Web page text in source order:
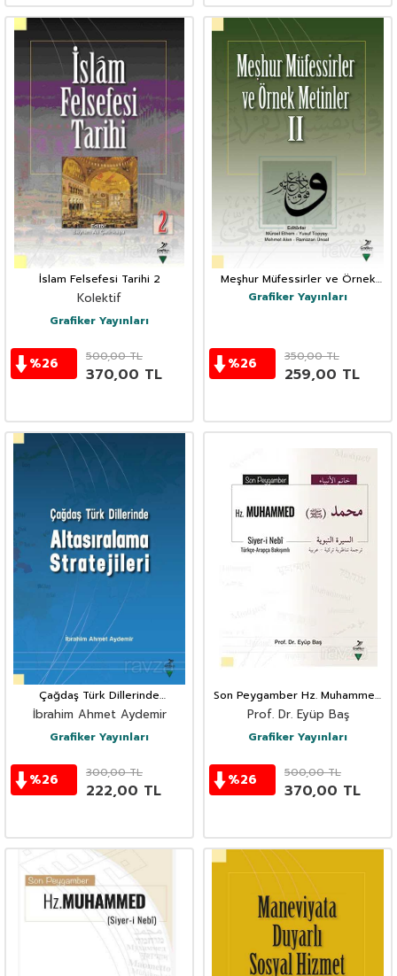
İslam Felsefesi Tarihi 2
Kolektif
Grafiker Yayınları
%26 500,00TL
370,00 TL
Meşhur Müfessirler ve Örnek
Metinler II
Grafiker Yayınları
%26 350,00TL
259,00 TL
Çağdaş Türk Dillerinde
Altasıralama Stratejileri
İbrahim Ahmet Aydemir
Grafiker Yayınları
%26 300,00TL
222,00 TL
Son Peygamber Hz. Muhammed
(Siyer-i Nebî) Türkçe-Arapça
Bakışımlı
Prof. Dr. Eyüp Baş
Grafiker Yayınları
%26 500,00TL
370,00 TL